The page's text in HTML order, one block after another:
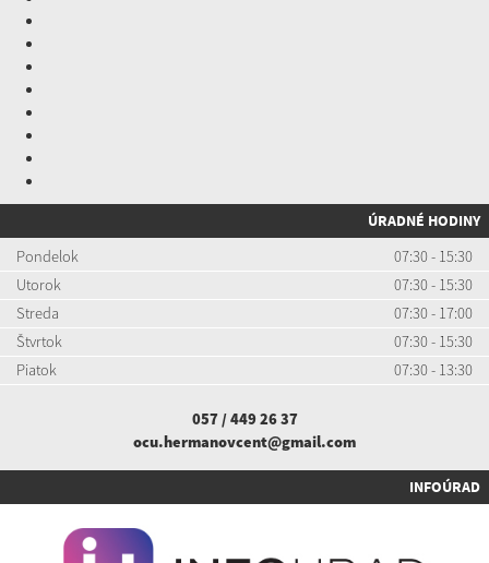
ÚRADNÉ HODINY
Pondelok
07:30 - 15:30
Utorok
07:30 - 15:30
Streda
07:30 - 17:00
Štvrtok
07:30 - 15:30
Piatok
07:30 - 13:30
057 / 449 26 37
ocu.hermanovcent@gmail.com
INFOÚRAD